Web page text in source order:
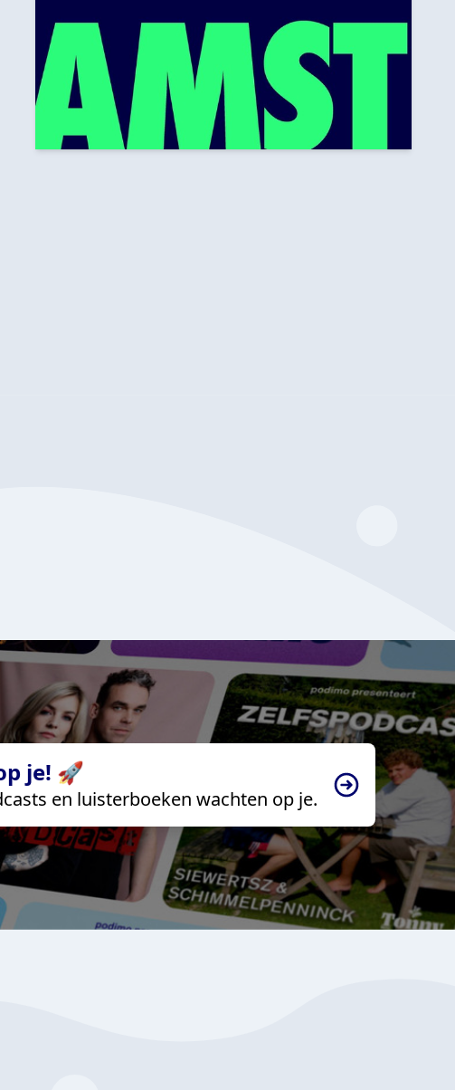
je! 🚀
en luisterboeken wachten op je.